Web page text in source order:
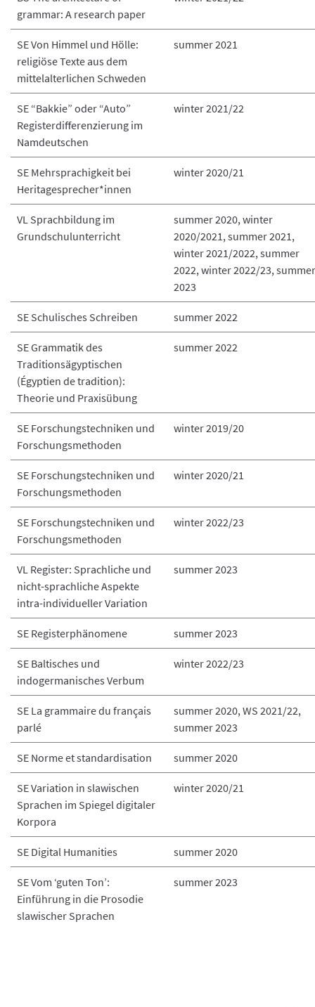
grammar: A research paper
SE Von Himmel und Hölle:
religiöse Texte aus dem
mittelalterlichen Schweden
summer 2021
SE “Bakkie” oder “Auto”
Registerdifferenzierung im
Namdeutschen
winter 2021/22
SE Mehrsprachigkeit bei
Heritagesprecher*innen
winter 2020/21
VL Sprachbildung im
Grundschulunterricht
summer 2020, winter
2020/2021, summer 2021,
winter 2021/2022, summer
2022, winter 2022/23, summer
2023
SE Schulisches Schreiben summer 2022
SE Grammatik des
Traditionsägyptischen
(Égyptien de tradition):
Theorie und Praxisübung
summer 2022
SE Forschungstechniken und
Forschungsmethoden
winter 2019/20
SE Forschungstechniken und
Forschungsmethoden
winter 2020/21
SE Forschungstechniken und
Forschungsmethoden
winter 2022/23
VL Register: Sprachliche und
nicht-sprachliche Aspekte
intra-individueller Variation
summer 2023
SE Registerphänomene summer 2023
SE Baltisches und
indogermanisches Verbum
winter 2022/23
SE La grammaire du français
parlé
summer 2020, WS 2021/22,
summer 2023
SE Norme et standardisation summer 2020
SE Variation in slawischen
Sprachen im Spiegel digitaler
Korpora
winter 2020/21
SE Digital Humanities summer 2020
SE Vom ‘guten Ton’:
Einführung in die Prosodie
slawischer Sprachen
summer 2023